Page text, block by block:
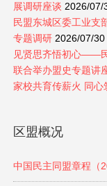
展调研座谈 2026/07/
民盟东城区委工业支
专题调研2026/07/30
见贤思齐悟初心——
联合举办盟史专题讲
家校共育传薪火 同心
区盟概况
中国民主同盟章程（